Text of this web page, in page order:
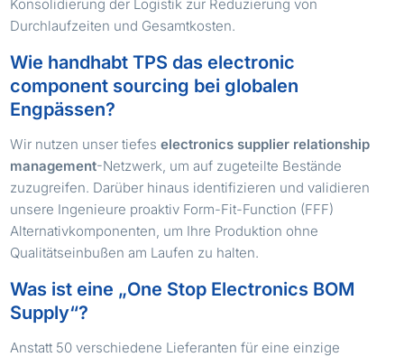
Konsolidierung der Logistik zur Reduzierung von
Durchlaufzeiten und Gesamtkosten.
Wie handhabt TPS das electronic
component sourcing bei globalen
Engpässen?
Wir nutzen unser tiefeselectronics supplier relationship
management-Netzwerk, um auf zugeteilte Bestände
zuzugreifen. Darüber hinaus identifizieren und validieren
unsere Ingenieure proaktiv Form-Fit-Function (FFF)
Alternativkomponenten, um Ihre Produktion ohne
Qualitätseinbußen am Laufen zu halten.
Was ist eine „One Stop Electronics BOM
Supply“?
Anstatt 50 verschiedene Lieferanten für eine einzige